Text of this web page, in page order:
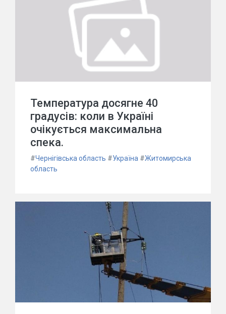
Температура досягне 40
градусів: коли в Україні
очікується максимальна
спека.
#Чернігівська область #Україна #Житомирська
область